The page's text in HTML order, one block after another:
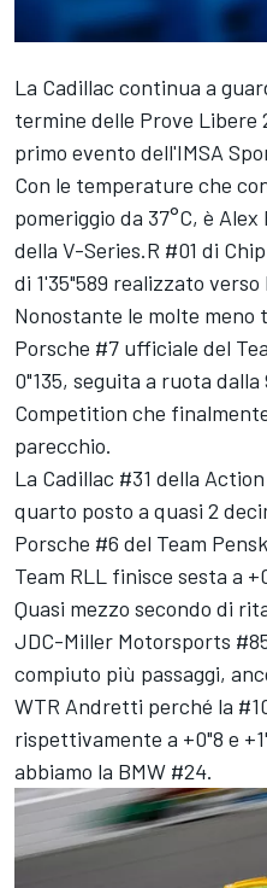
La Cadillac continua a
termine delle Prove Libere
primo evento dell'IMSA
Con le temperature che
pomeriggio da 37°C, è
della V-Series.R #01 di
di 1'35"589 realizzato
Nonostante le molte meno
Porsche #7 ufficiale del
0"135, seguita a ruota dalla
Competition che
parecchio.
La Cadillac #31 della
quarto posto a quasi 2
Porsche #6 del Team
Team RLL finisce sesta a
Quasi mezzo secondo di
JDC-Miller Motorsports
compiuto più passaggi,
WTR Andretti perché la
rispettivamente a +0"8 e
abbiamo la BMW #24.